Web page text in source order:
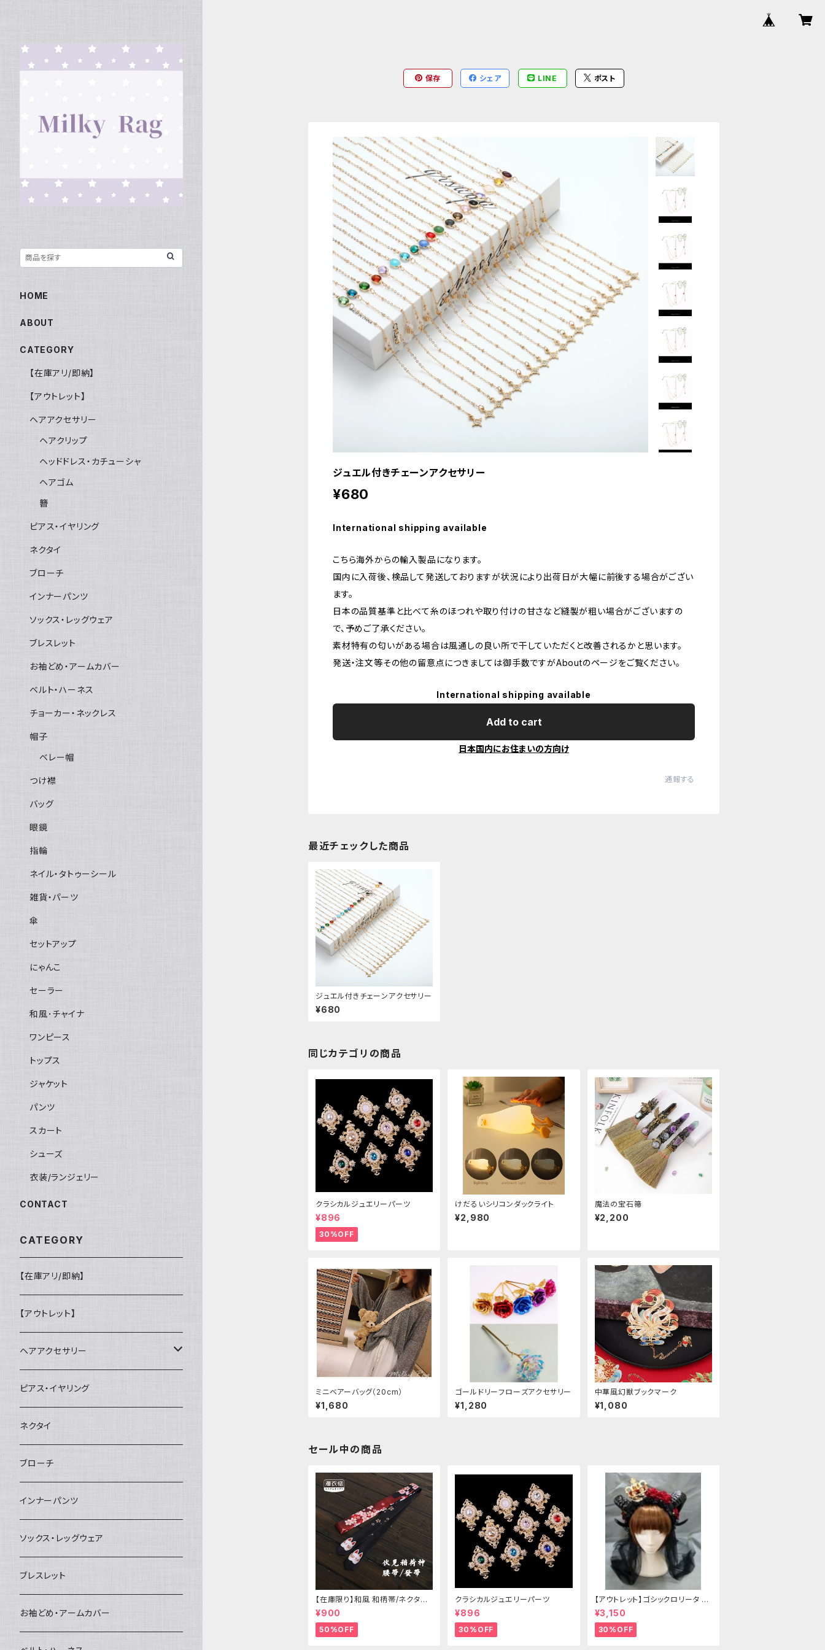
保存 シェア LINE ポスト
ジュエル付きチェーンアクセサリー
¥680
International shipping available
こちら海外からの輸入製品になります。
国内に入荷後、検品して発送しておりますが状況により出荷日が大幅に前後する場合がござい
ます。
日本の品質基準と比べて糸のほつれや取り付けの甘さなど縫製が粗い場合がございますの
で、予めご了承ください。
素材特有の匂いがある場合は風通しの良い所で干していただくと改善されるかと思います。
発送・注文等その他の留意点につきましては御手数ですがAboutのページをご覧ください。
International shipping available
Add to cart
日本国内にお住まいの方向け
通報する
最近チェックした商品
ジュエル付きチェーンアクセサリー
¥680
同じカテゴリの商品
クラシカルジュエリーパーツ
¥896
30%OFF
けだるいシリコンダックライト
¥2,980
魔法の宝石箒
¥2,200
ミニベアーバッグ（20cm）
¥1,680
ゴールドリーフローズアクセサリー
¥1,280
中華風幻獣ブックマーク
¥1,080
セール中の商品
【在庫限り】和風 和柄帯/ネクタイ/
リボン（狐面/金魚
¥900
50%OFF
クラシカルジュエリーパーツ
¥896
30%OFF
【アウトレット】ゴシックロリータ ゴ
ールドクラウン＆ホーン(ヴェール
付き)
¥3,150
30%OFF
HOME
ABOUT
CATEGORY
【在庫アリ/即納】
【アウトレット】
ヘアアクセサリー
ヘアクリップ
ヘッドドレス・カチューシャ
ヘアゴム
簪
ピアス・イヤリング
ネクタイ
ブローチ
インナーパンツ
ソックス・レッグウェア
ブレスレット
お袖どめ・アームカバー
ベルト・ハーネス
チョーカー・ネックレス
帽子
ベレー帽
つけ襟
バッグ
眼鏡
指輪
ネイル・タトゥーシール
雑貨・パーツ
傘
セットアップ
にゃんこ
セーラー
和風･チャイナ
ワンピース
トップス
ジャケット
パンツ
スカート
シューズ
衣装/ランジェリー
CONTACT
CATEGORY
【在庫アリ/即納】
【アウトレット】
ヘアアクセサリー
ヘアクリップ
ヘッドドレス・カチューシャ
ヘアゴム
簪
ピアス・イヤリング
ネクタイ
ブローチ
インナーパンツ
ソックス・レッグウェア
ブレスレット
お袖どめ・アームカバー